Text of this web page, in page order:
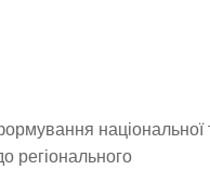
національної
регіонального